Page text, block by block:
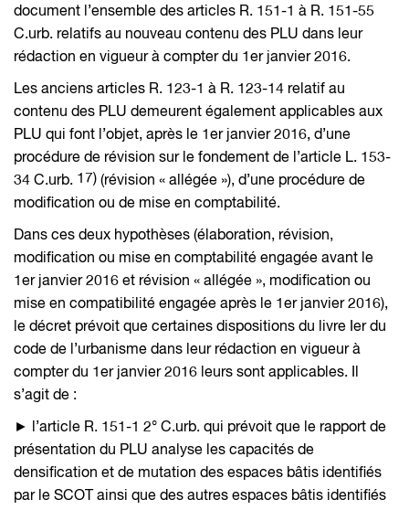
document l’ensemble des articles R. 151-1 à R. 151-55
C.urb. relatifs au nouveau contenu des PLU dans leur
rédaction en vigueur à compter du 1er janvier 2016.
Les anciens articles R. 123-1 à R. 123-14 relatif au
contenu des PLU demeurent également applicables aux
PLU qui font l’objet, après le 1er janvier 2016, d’une
procédure de révision sur le fondement de l’article L. 153-
34 C.urb. 17) (révision « allégée »), d’une procédure de
modification ou de mise en comptabilité.
Dans ces deux hypothèses (élaboration, révision,
modification ou mise en comptabilité engagée avant le
1er janvier 2016 et révision « allégée », modification ou
mise en compatibilité engagée après le 1er janvier 2016),
le décret prévoit que certaines dispositions du livre Ier du
code de l’urbanisme dans leur rédaction en vigueur à
compter du 1er janvier 2016 leurs sont applicables. Il
s’agit de :
► l’article R. 151-1 2° C.urb. qui prévoit que le rapport de
présentation du PLU analyse les capacités de
densification et de mutation des espaces bâtis identifiés
par le SCOT ainsi que des autres espaces bâtis identifiés